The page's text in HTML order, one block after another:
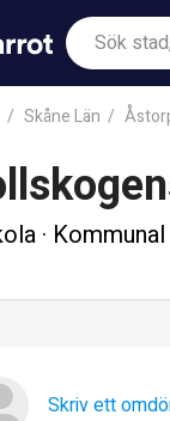
Skåne Län
· Kommunal
Skriv ett